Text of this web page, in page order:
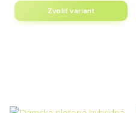
Zvoliť variant